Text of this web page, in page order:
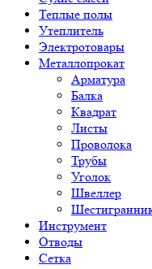
Теплые полы
Утеплитель
Электротовары
Металлопрокат
Арматура
Балка
Квадрат
Листы
Проволока
Трубы
Уголок
Швеллер
Инструмент
Отводы
Сетка